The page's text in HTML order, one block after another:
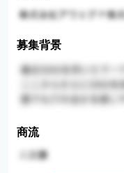
募集背景
商流